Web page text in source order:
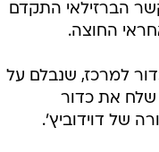
הברזילאי התקדם
החוצה.
כדור למרכז, שנבלם על
שלח את כדור
של דוידוביץ'.